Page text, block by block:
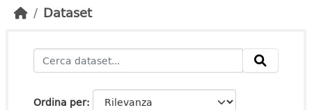
Dataset
Ordina per